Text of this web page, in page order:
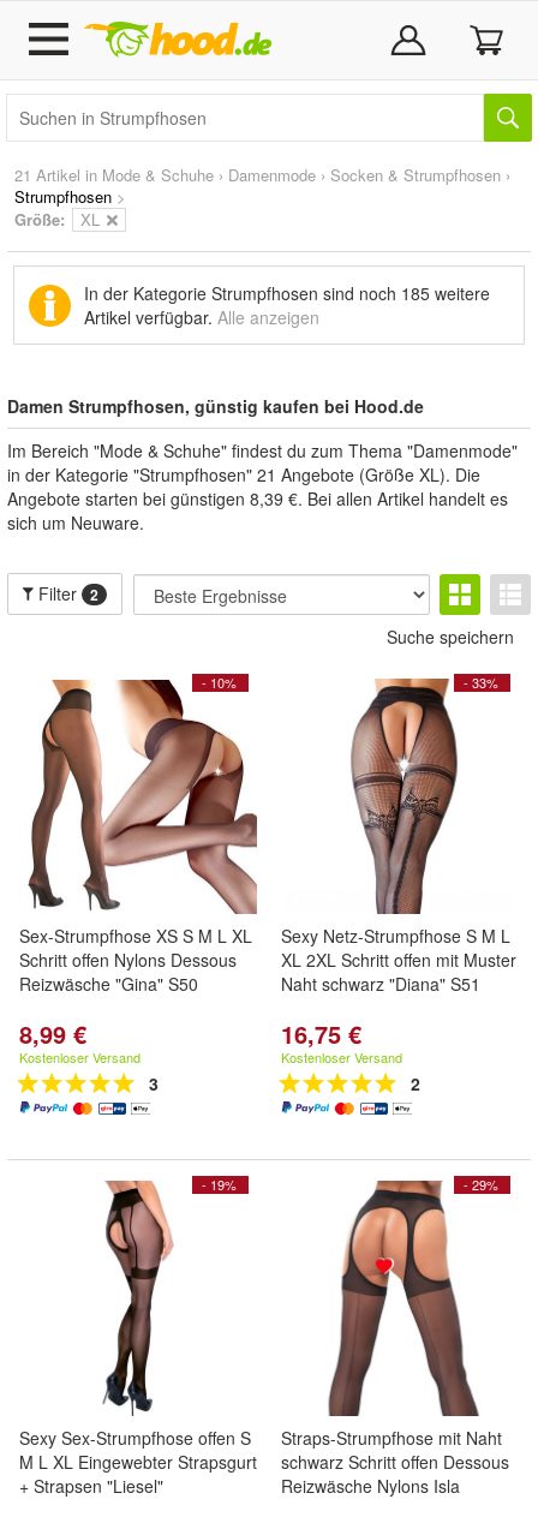
21 Artikel in Mode & Schuhe › Damenmode › Socken & Strumpfhosen ›
Strumpfhosen >
Größe:
XL
In der Kategorie Strumpfhosen sind noch 185 weitere
Artikel verfügbar. Alle anzeigen
Damen Strumpfhosen, günstig kaufen bei Hood.de
Im Bereich "Mode & Schuhe" findest du zum Thema "Damenmode"
in der Kategorie "Strumpfhosen" 21 Angebote (Größe XL). Die
Angebote starten bei günstigen 8,39 €. Bei allen Artikel handelt es
sich um Neuware.
Filter 2
Suche speichern
- 10%
Sex-Strumpfhose XS S M L XL
Schritt offen Nylons Dessous
Reizwäsche "Gina" S50
8,99 €
Kostenloser Versand
3
- 33%
Sexy Netz-Strumpfhose S M L
XL 2XL Schritt offen mit Muster
Naht schwarz "Diana" S51
16,75 €
Kostenloser Versand
2
- 19%
Sexy Sex-Strumpfhose offen S
M L XL Eingewebter Strapsgurt
+ Strapsen "Liesel"
- 29%
Straps-Strumpfhose mit Naht
schwarz Schritt offen Dessous
Reizwäsche Nylons Isla